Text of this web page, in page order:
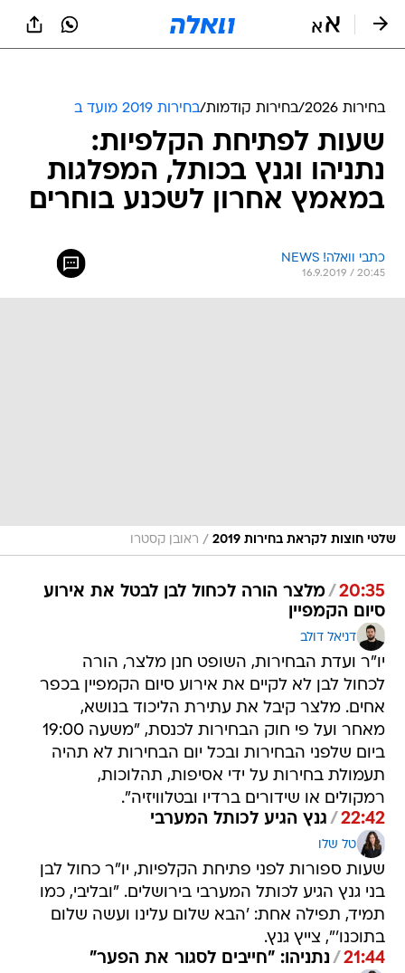
בחירות 2026 /בחירות קודמות/בחירות 2019 מועד ב
שעות לפתיחת הקלפיות:
נתניהו וגנץ בכותל, המפלגות
במאמץ אחרון לשכנע בוחרים
כתבי וואלה! NEWS
16.9.2019 / 20:45
שלטי חוצות לקראת בחירות 2019 / ראובן קסטרו
20:35
/ מלצר הורה לכחול לבן לבטל את אירוע
סיום הקמפיין
דניאל דולב
יו"ר ועדת הבחירות, השופט חנן מלצר, הורה
לכחול לבן לא לקיים את אירוע סיום הקמפיין בכפר
אחים. מלצר קיבל את עתירת הליכוד בנושא,
מאחר ועל פי חוק הבחירות לכנסת, "משעה 19:00
ביום שלפני הבחירות ובכל יום הבחירות לא תהיה
תעמולת בחירות על ידי אסיפות, תהלוכות,
רמקולים או שידורים ברדיו ובטלוויזיה".
22:42
/ גנץ הגיע לכותל המערבי
טל שלו
שעות ספורות לפני פתיחת הקלפיות, יו"ר כחול לבן
בני גנץ הגיע לכותל המערבי בירושלים. "ובליבי, כמו
תמיד, תפילה אחת: 'הבא שלום עלינו ועשה שלום
בתוכנו'", צייץ גנץ.
21:44
/ נתניהו: "חייבים לסגור את הפער"